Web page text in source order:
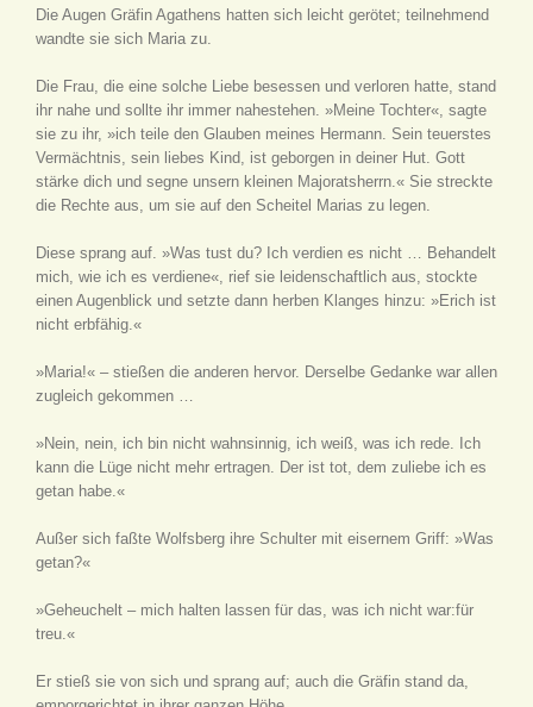
Die Augen Gräfin Agathens hatten sich leicht gerötet; teilnehmend
wandte sie sich Maria zu.
Die Frau, die eine solche Liebe besessen und verloren hatte, stand
ihr nahe und sollte ihr immer nahestehen. »Meine Tochter«, sagte
sie zu ihr, »ich teile den Glauben meines Hermann. Sein teuerstes
Vermächtnis, sein liebes Kind, ist geborgen in deiner Hut. Gott
stärke dich und segne unsern kleinen Majoratsherrn.« Sie streckte
die Rechte aus, um sie auf den Scheitel Marias zu legen.
Diese sprang auf. »Was tust du? Ich verdien es nicht … Behandelt
mich, wie ich es verdiene«, rief sie leidenschaftlich aus, stockte
einen Augenblick und setzte dann herben Klanges hinzu: »Erich ist
nicht erbfähig.«
»Maria!« – stießen die anderen hervor. Derselbe Gedanke war allen
zugleich gekommen …
»Nein, nein, ich bin nicht wahnsinnig, ich weiß, was ich rede. Ich
kann die Lüge nicht mehr ertragen. Der ist tot, dem zuliebe ich es
getan habe.«
Außer sich faßte Wolfsberg ihre Schulter mit eisernem Griff: »Was
getan?«
»Geheuchelt – mich halten lassen für das, was ich nicht war:für
treu.«
Er stieß sie von sich und sprang auf; auch die Gräfin stand da,